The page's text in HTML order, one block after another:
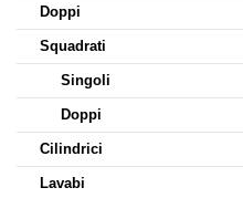
Doppi
Squadrati
Singoli
Doppi
Cilindrici
Lavabi